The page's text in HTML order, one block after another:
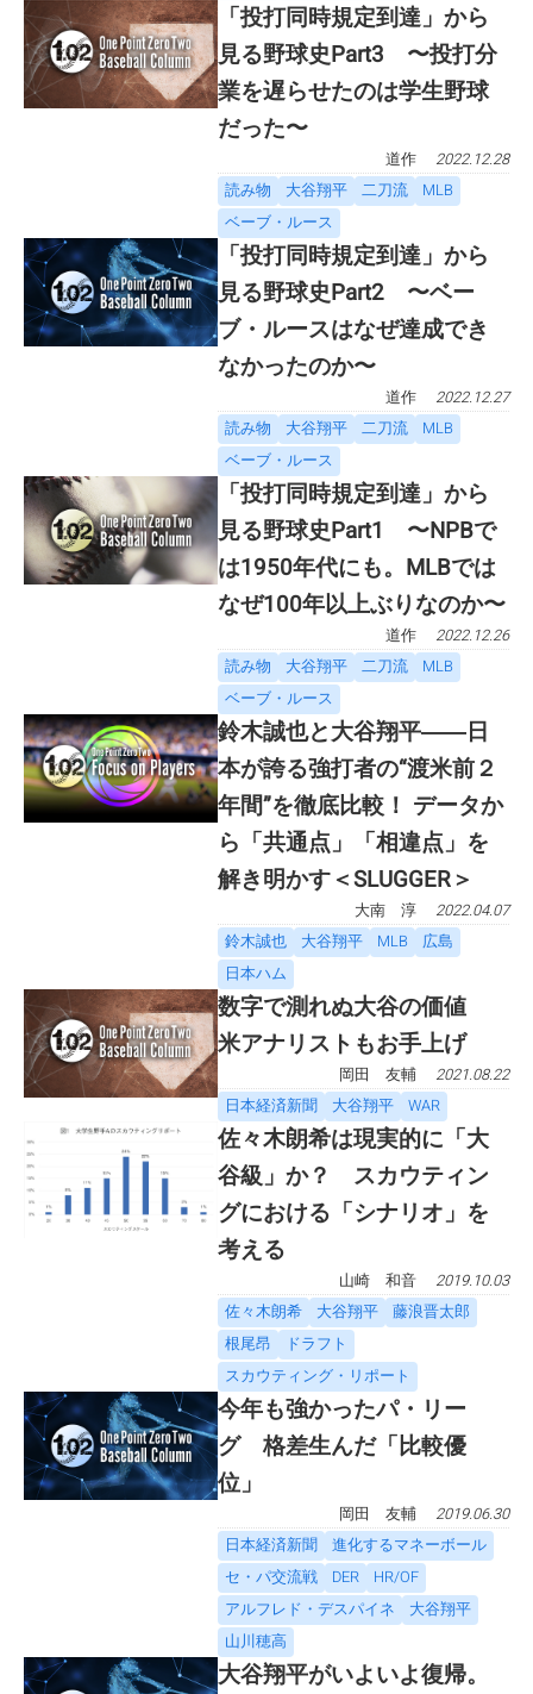
「投打同時規定到達」から
見る野球史Part3 〜投打分
業を遅らせたのは学生野球
だった〜
道作
2022.12.28
読み物
大谷翔平 二刀流
MLB
ベーブ・ルース
「投打同時規定到達」から
見る野球史Part2 〜ベー
ブ・ルースはなぜ達成でき
なかったのか〜
道作
2022.12.27
読み物
大谷翔平 二刀流
MLB
ベーブ・ルース
「投打同時規定到達」から
見る野球史Part1 〜NPBで
は1950年代にも。MLBでは
なぜ100年以上ぶりなのか〜
道作
2022.12.26
読み物
大谷翔平 二刀流
MLB
ベーブ・ルース
鈴木誠也と大谷翔平――日
本が誇る強打者の“渡米前２
年間”を徹底比較！ データか
ら「共通点」「相違点」を
解き明かす＜SLUGGER＞
大南 淳
2022.04.07
鈴木誠也
大谷翔平 MLB
広島
日本ハム
数字で測れぬ大谷の価値
米アナリストもお手上げ
岡田 友輔
2021.08.22
日本経済新聞
大谷翔平 WAR
佐々木朗希は現実的に「大
谷級」か？ スカウティン
グにおける「シナリオ」を
考える
山崎 和音
2019.10.03
佐々木朗希
大谷翔平
藤浪晋太郎
根尾昂
ドラフト
スカウティング・リポート
今年も強かったパ・リー
グ 格差生んだ「比較優
位」
岡田 友輔
2019.06.30
日本経済新聞
進化するマネーボール
セ・パ交流戦
DER
HR/OF
アルフレド・デスパイネ
大谷翔平
山川穂高
大谷翔平がいよいよ復帰。